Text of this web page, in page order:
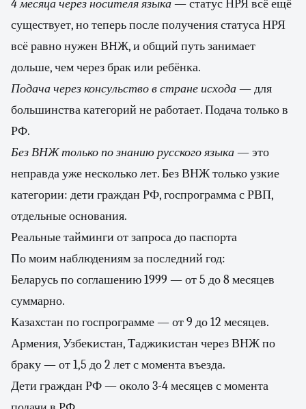
4 месяца через носителя языка— статус НРЯ всё ещё
существует, но теперь после получения статуса НРЯ
всё равно нужен ВНЖ, и общий путь занимает
дольше, чем через брак или ребёнка.
Подача через консульство в стране исхода— для
большинства категорий не работает. Подача только в
РФ.
Без ВНЖ только по знанию русского языка— это
неправда уже несколько лет. Без ВНЖ только узкие
категории: дети граждан РФ, госпрограмма с РВП,
отдельные основания.
Реальные тайминги от запроса до паспорта
По моим наблюдениям за последний год:
Беларусь по соглашению 1999 — от 5 до 8 месяцев
суммарно.
Казахстан по госпрограмме — от 9 до 12 месяцев.
Армения, Узбекистан, Таджикистан через ВНЖ по
браку — от 1,5 до 2 лет с момента въезда.
Дети граждан РФ — около 3-4 месяцев с момента